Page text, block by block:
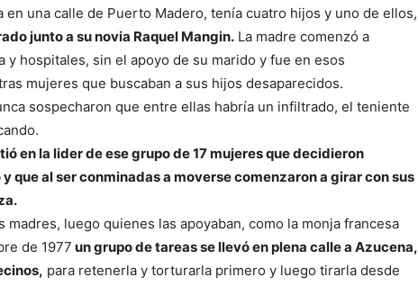
en una calle de Puerto Madero, tenía cuatro hijos y uno de ellos,
junto a su novia Raquel Mangin. La madre comenzó a
y hospitales, sin el apoyo de su marido y fue en esos
mujeres que buscaban a sus hijos desaparecidos.
sospecharon que entre ellas habría un infiltrado, el teniente
en la lider de ese grupo de 17 mujeres que decidieron
que al ser conminadas a moverse comenzaron a girar con sus
luego quienes las apoyaban, como la monja francesa
de 1977 un grupo de tareas se llevó en plena calle a Azucena,
para retenerla y torturarla primero y luego tirarla desde